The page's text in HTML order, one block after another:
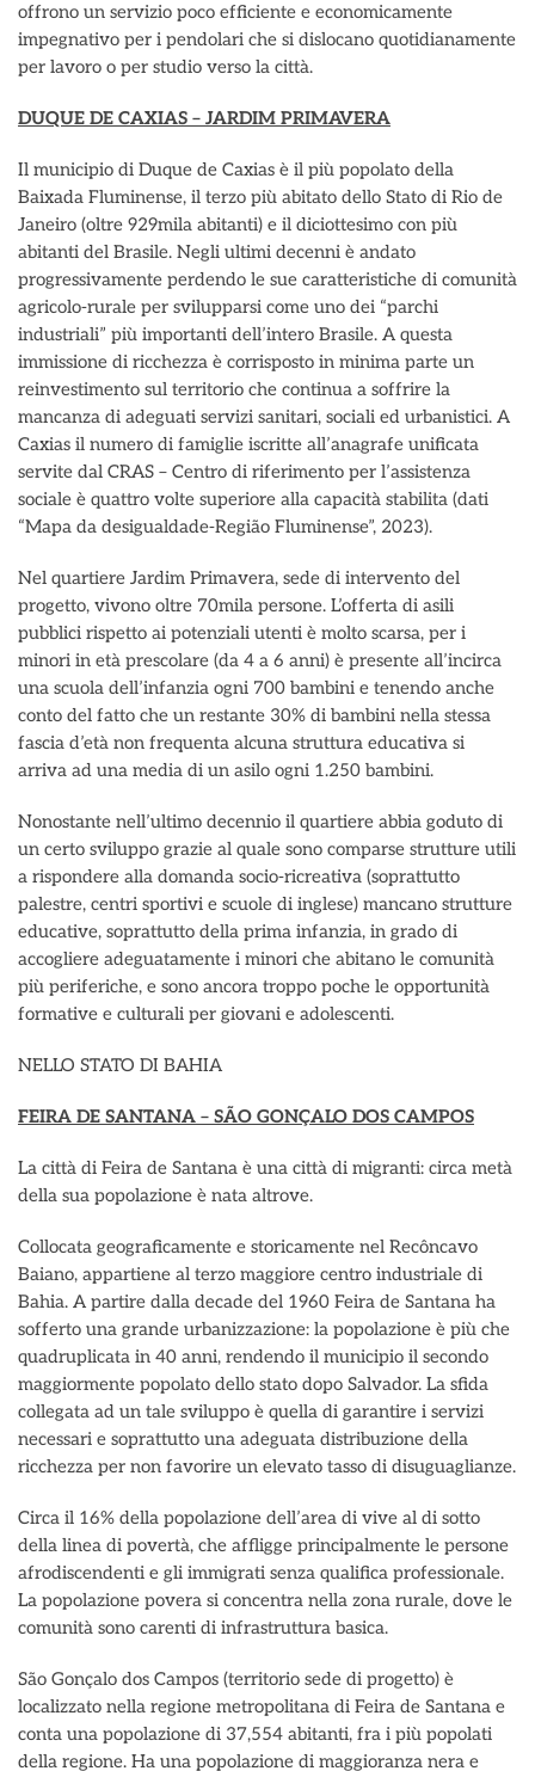
offrono un servizio poco efficiente e economicamente
impegnativo per i pendolari che si dislocano quotidianamente
per lavoro o per studio verso la città.
DUQUE DE CAXIAS – JARDIM PRIMAVERA
Il municipio di Duque de Caxias è il più popolato della
Baixada Fluminense, il terzo più abitato dello Stato di Rio de
Janeiro (oltre 929mila abitanti) e il diciottesimo con più
abitanti del Brasile. Negli ultimi decenni è andato
progressivamente perdendo le sue caratteristiche di comunità
agricolo-rurale per svilupparsi come uno dei “parchi
industriali” più importanti dell’intero Brasile. A questa
immissione di ricchezza è corrisposto in minima parte un
reinvestimento sul territorio che continua a soffrire la
mancanza di adeguati servizi sanitari, sociali ed urbanistici. A
Caxias il numero di famiglie iscritte all’anagrafe unificata
servite dal CRAS – Centro di riferimento per l’assistenza
sociale è quattro volte superiore alla capacità stabilita (dati
“Mapa da desigualdade-Região Fluminense”, 2023).
Nel quartiere Jardim Primavera, sede di intervento del
progetto, vivono oltre 70mila persone. L’offerta di asili
pubblici rispetto ai potenziali utenti è molto scarsa, per i
minori in età prescolare (da 4 a 6 anni) è presente all’incirca
una scuola dell’infanzia ogni 700 bambini e tenendo anche
conto del fatto che un restante 30% di bambini nella stessa
fascia d’età non frequenta alcuna struttura educativa si
arriva ad una media di un asilo ogni 1.250 bambini.
Nonostante nell’ultimo decennio il quartiere abbia goduto di
un certo sviluppo grazie al quale sono comparse strutture utili
a rispondere alla domanda socio-ricreativa (soprattutto
palestre, centri sportivi e scuole di inglese) mancano strutture
educative, soprattutto della prima infanzia, in grado di
accogliere adeguatamente i minori che abitano le comunità
più periferiche, e sono ancora troppo poche le opportunità
formative e culturali per giovani e adolescenti.
NELLO STATO DI BAHIA
FEIRA DE SANTANA – SÃO GONÇALO DOS CAMPOS
La città di Feira de Santana è una città di migranti: circa metà
della sua popolazione è nata altrove.
Collocata geograficamente e storicamente nel Recôncavo
Baiano, appartiene al terzo maggiore centro industriale di
Bahia. A partire dalla decade del 1960 Feira de Santana ha
sofferto una grande urbanizzazione: la popolazione è più che
quadruplicata in 40 anni, rendendo il municipio il secondo
maggiormente popolato dello stato dopo Salvador. La sfida
collegata ad un tale sviluppo è quella di garantire i servizi
necessari e soprattutto una adeguata distribuzione della
ricchezza per non favorire un elevato tasso di disuguaglianze.
Circa il 16% della popolazione dell’area di vive al di sotto
della linea di povertà, che affligge principalmente le persone
afrodiscendenti e gli immigrati senza qualifica professionale.
La popolazione povera si concentra nella zona rurale, dove le
comunità sono carenti di infrastruttura basica.
São Gonçalo dos Campos (territorio sede di progetto) è
localizzato nella regione metropolitana di Feira de Santana e
conta una popolazione di 37,554 abitanti, fra i più popolati
della regione. Ha una popolazione di maggioranza nera e